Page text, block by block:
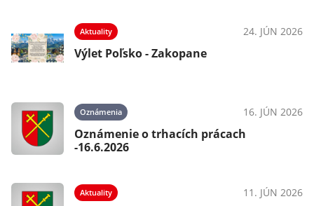
Aktuality 24. JÚN 2026
Výlet Poľsko - Zakopane
Oznámenia 16. JÚN 2026
Oznámenie o trhacích prácach
-16.6.2026
Aktuality 11. JÚN 2026